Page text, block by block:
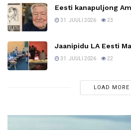
Eesti kanapuljong
31. JUULI 2026 23
Jaanipidu LA Eesti
31. JUULI 2026 22
LOAD MORE